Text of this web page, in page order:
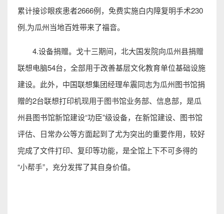
累计接诊眼疾患者2666例，免费实施白内障复明手术230
例,为瓜州当地百姓带来了福音。
4.设备捐赠。戈十三期间，北大国发院向瓜州县捐赠
联想电脑54台，全部用于改善基层文化教育单位基础设施
建设。此外，中国联想集团经理牟震同志为瓜州图书馆捐
赠的2台联想打印机现用于图书馆业务部、信息部，是瓜
州县图书馆新馆建设“功臣”级设备，在新馆建设、图书馆
评估、日常办公等方面起到了尤为突出的重要作用，较好
完成了文件打印、复印等功能，是全馆上下不可多得的
“小帮手”，充分发挥了其自身价值。